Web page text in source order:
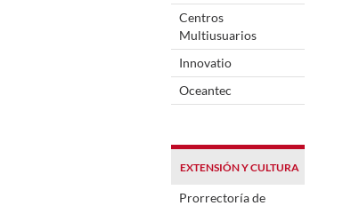
Centros
Multiusuarios
Innovatio
Oceantec
EXTENSIÓN Y CULTURA
Prorrectoría de